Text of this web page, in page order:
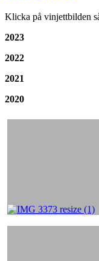
Klicka på vinjettbilden
2023
2022
2021
2020